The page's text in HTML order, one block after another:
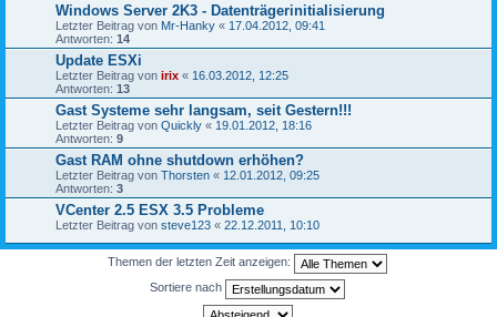
Windows Server 2K3 - Datenträgerinitialisierung
Letzter Beitrag von Mr-Hanky « 17.04.2012, 09:41
Antworten: 14
Update ESXi
Letzter Beitrag von irix « 16.03.2012, 12:25
Antworten: 13
Gast Systeme sehr langsam, seit Gestern!!!
Letzter Beitrag von Quickly « 19.01.2012, 18:16
Antworten: 9
Gast RAM ohne shutdown erhöhen?
Letzter Beitrag von Thorsten « 12.01.2012, 09:25
Antworten: 3
VCenter 2.5 ESX 3.5 Probleme
Letzter Beitrag von steve123 « 22.12.2011, 10:10
Themen der letzten Zeit anzeigen:
Sortiere nach